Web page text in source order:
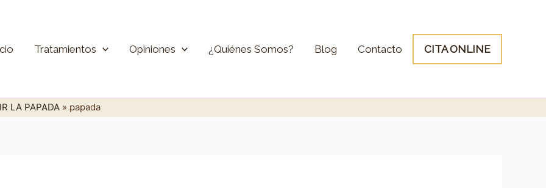
Tratamientos Opiniones ¿Quiénes Somos? Blog Contacto CITA ONLINE
LA PAPADA » papada